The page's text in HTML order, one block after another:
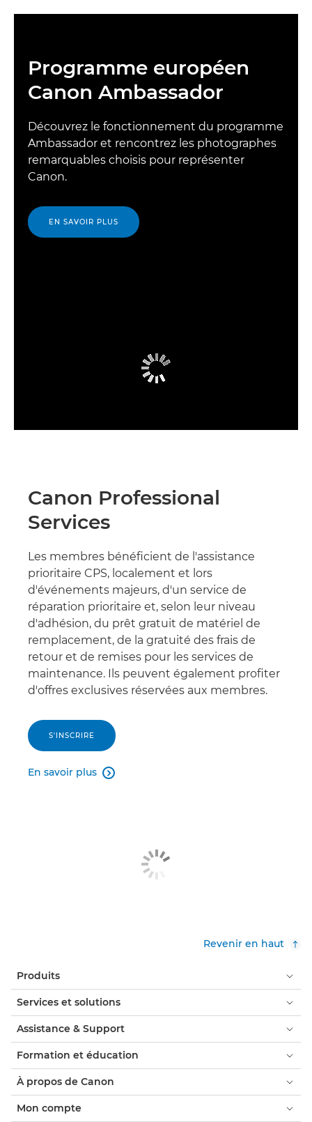
Programme européen
Canon Ambassador
Découvrez le fonctionnement du programme
Ambassador et rencontrez les photographes
remarquables choisis pour représenter
Canon.
EN SAVOIR PLUS
Canon Professional
Services
Les membres bénéficient de l'assistance
prioritaire CPS, localement et lors
d'événements majeurs, d'un service de
réparation prioritaire et, selon leur niveau
d'adhésion, du prêt gratuit de matériel de
remplacement, de la gratuité des frais de
retour et de remises pour les services de
maintenance. Ils peuvent également profiter
d'offres exclusives réservées aux membres.
S'INSCRIRE
En savoir plus 
Revenir en haut
Produits
Services et solutions
Assistance & Support
Formation et éducation
À propos de Canon
Mon compte